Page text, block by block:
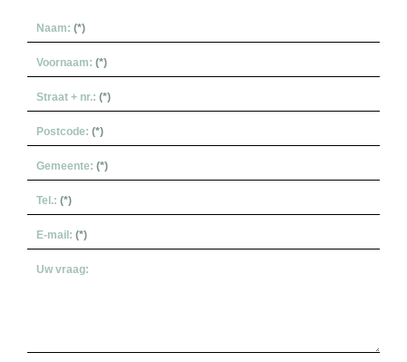
Naam: (*)
Voornaam: (*)
Straat + nr.: (*)
Postcode: (*)
Gemeente: (*)
Tel.: (*)
E-mail: (*)
Uw vraag: